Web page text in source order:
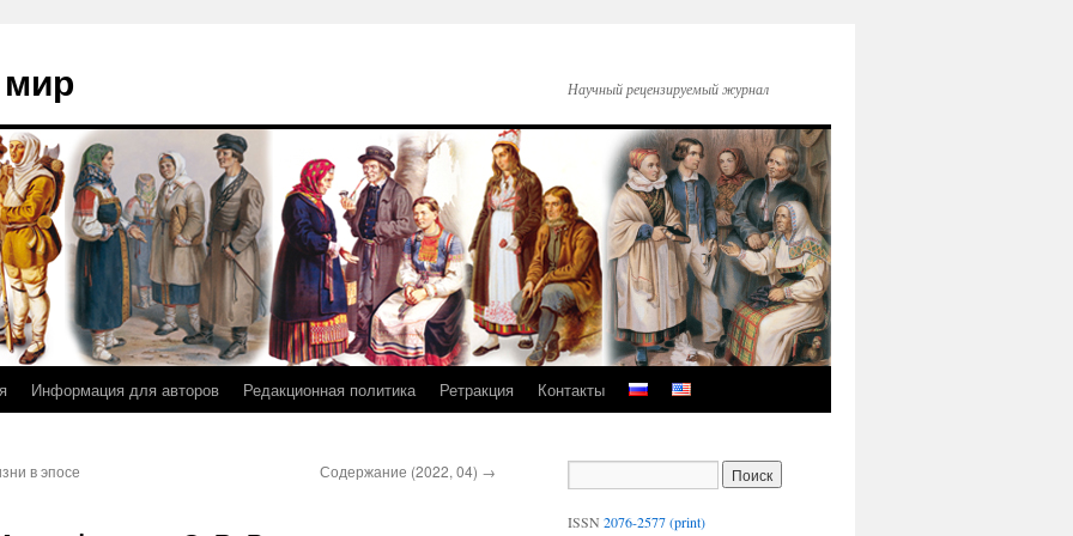
Научный рецензируемый журнал
Информация для авторов Редакционная политика Ретракция Контакты
в эпосе
Содержание (2022, 04) →
ISSN 2076-2577 (print)